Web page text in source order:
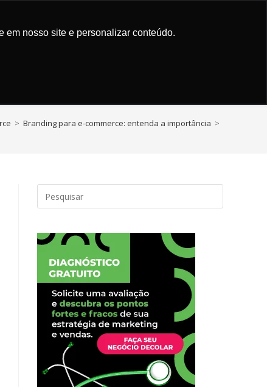
em nosso site e personalizar conteúdo.
> Branding para e-commerce: entenda a importância >